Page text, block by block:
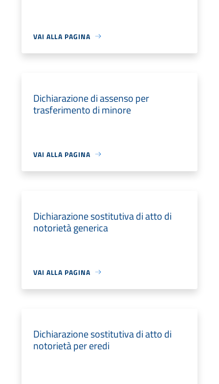
VAI ALLA PAGINA
Dichiarazione di assenso per
trasferimento di minore
VAI ALLA PAGINA
Dichiarazione sostitutiva di atto di
notorietà generica
VAI ALLA PAGINA
Dichiarazione sostitutiva di atto di
notorietà per eredi